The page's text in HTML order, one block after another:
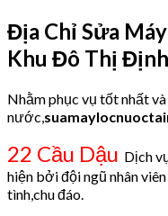
Địa Chỉ Sửa
Khu Đô Thị
Nhằm phục vụ tốt nhất
nước,
22 Cầu Dậu Dịch
hiện bởi đội ngũ nhân
tình,chu đáo.